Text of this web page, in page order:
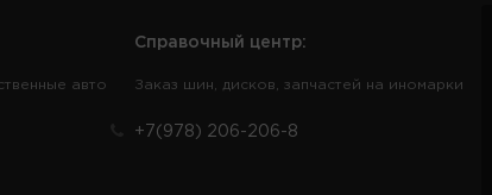
авто
Справочный центр:
Заказ шин, дисков, запчастей на иномарки
+7(978) 206-206-8